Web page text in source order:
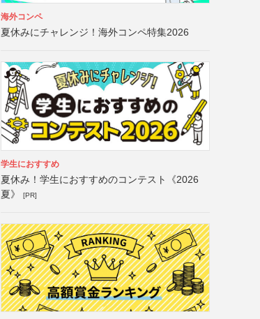
海外コンペ
夏休みにチャレンジ！海外コンペ特集2026
学生におすすめ
夏休み！学生におすすめのコンテスト《2026
夏》
[PR]